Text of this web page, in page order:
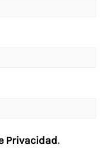
Privacidad.